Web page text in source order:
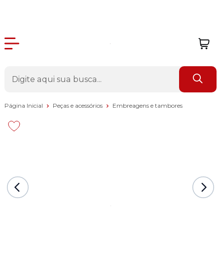
Página Inicial Peças e acessórios Embreagens e tambores